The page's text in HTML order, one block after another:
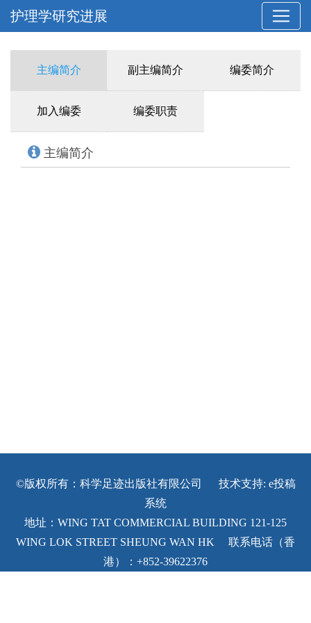
护理学研究进展
主编简介 副主编简介 编委简介
加入编委 编委职责
主编简介
©版权所有：科学足迹出版社有限公司 技术支持: e投稿
系统
地址：WING TAT COMMERCIAL BUILDING 121-125
WING LOK STREET SHEUNG WAN HK 联系电话（香
港）：+852-39622376